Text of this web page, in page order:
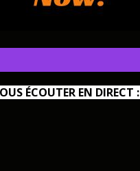
ÉCOUTER EN DIRECT :